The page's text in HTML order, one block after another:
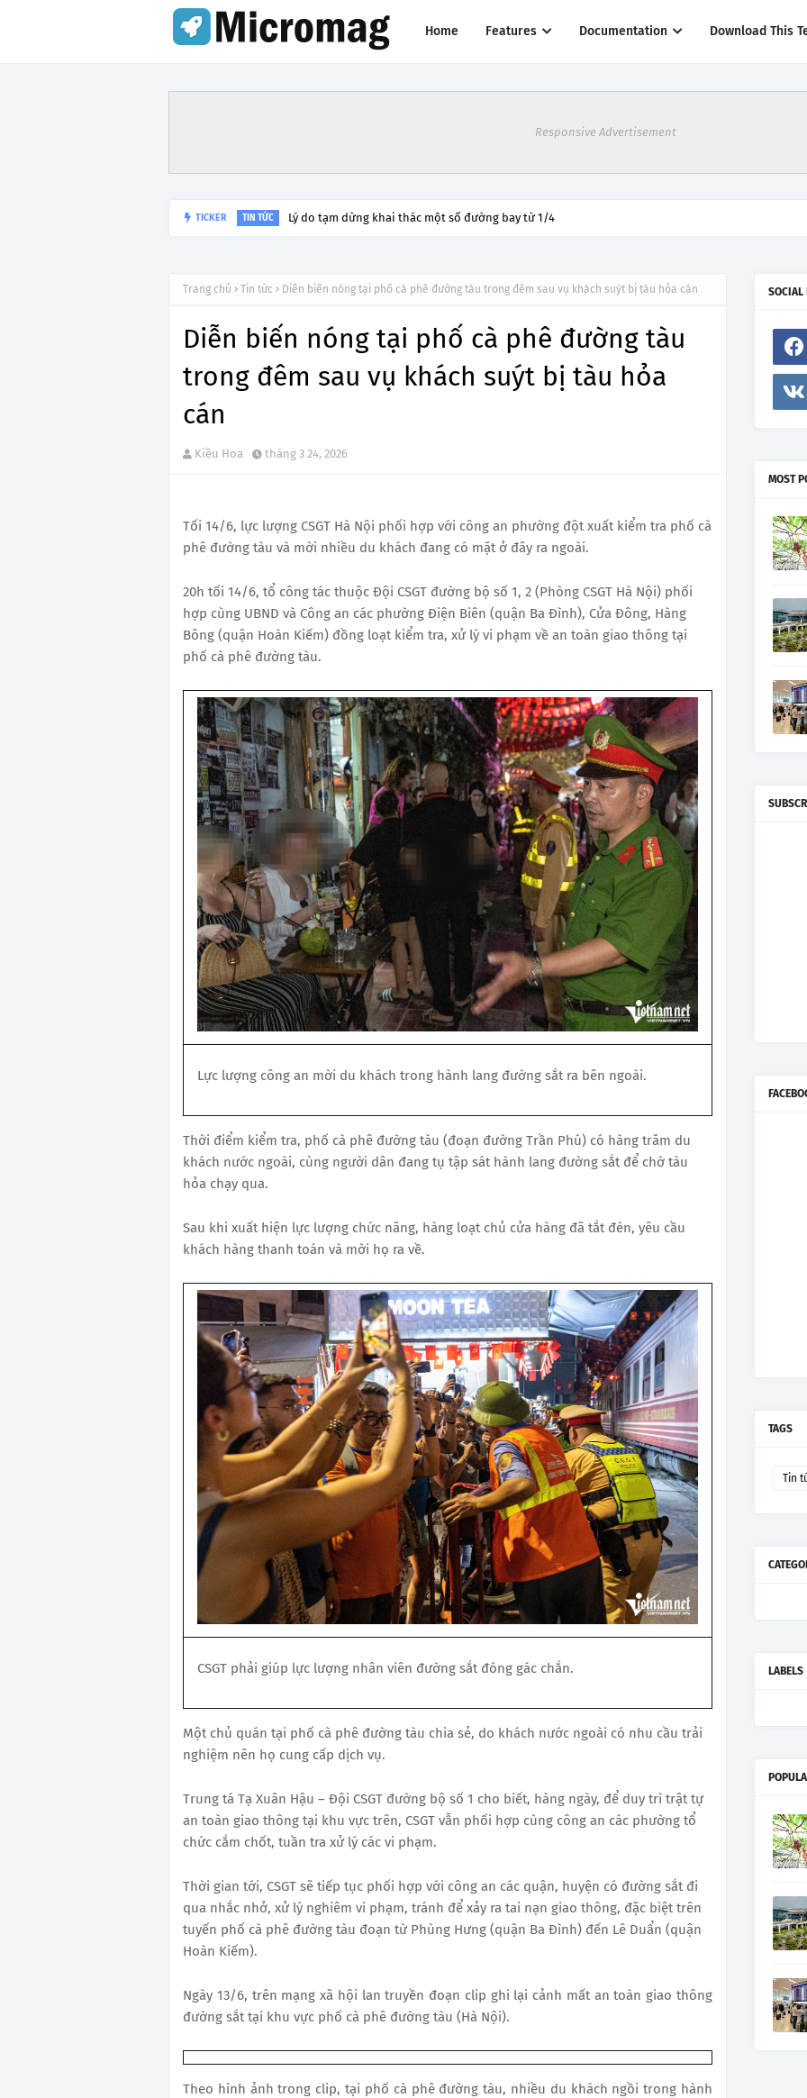
Home Features Documentation Download This
Responsive Advertisement
TICKER TIN TỨC Lý do tạm dừng khai thác một số đường bay từ 1/4
Trang chủ Tin tức Diễn biến nóng tại phố cà phê đường tàu trong đêm sau vụ khách suýt bị tàu hỏa cán
Diễn biến nóng tại phố cà phê đường tàu
trong đêm sau vụ khách suýt bị tàu hỏa
cán
Kiều Hoa tháng 3 24, 2026
Tối 14/6, lực lượng CSGT Hà Nội phối hợp với công an phường đột xuất kiểm tra phố cà
phê đường tàu và mời nhiều du khách đang có mặt ở đây ra ngoài.
20h tối 14/6, tổ công tác thuộc Đội CSGT đường bộ số 1, 2 (Phòng CSGT Hà Nội) phối
hợp cùng UBND và Công an các phường Điện Biên (quận Ba Đình), Cửa Đông, Hàng
Bông (quận Hoàn Kiếm) đồng loạt kiểm tra, xử lý vi phạm về an toàn giao thông tại
phố cà phê đường tàu.
Lực lượng công an mời du khách trong hành lang đường sắt ra bên ngoài.
Thời điểm kiểm tra, phố cà phê đường tàu (đoạn đường Trần Phú) có hàng trăm du
khách nước ngoài, cùng người dân đang tụ tập sát hành lang đường sắt để chờ tàu
hỏa chạy qua.
Sau khi xuất hiện lực lượng chức năng, hàng loạt chủ cửa hàng đã tắt đèn, yêu cầu
khách hàng thanh toán và mời họ ra về.
CSGT phải giúp lực lượng nhân viên đường sắt đóng gác chắn.
Một chủ quán tại phố cà phê đường tàu chia sẻ, do khách nước ngoài có nhu cầu trải
nghiệm nên họ cung cấp dịch vụ.
Trung tá Tạ Xuân Hậu – Đội CSGT đường bộ số 1 cho biết, hàng ngày, để duy trì trật tự
an toàn giao thông tại khu vực trên, CSGT vẫn phối hợp cùng công an các phường tổ
chức cắm chốt, tuần tra xử lý các vi phạm.
Thời gian tới, CSGT sẽ tiếp tục phối hợp với công an các quận, huyện có đường sắt đi
qua nhắc nhở, xử lý nghiêm vi phạm, tránh để xảy ra tai nạn giao thông, đặc biệt trên
tuyến phố cà phê đường tàu đoạn từ Phùng Hưng (quận Ba Đình) đến Lê Duẩn (quận
Hoàn Kiếm).
Ngày 13/6, trên mạng xã hội lan truyền đoạn clip ghi lại cảnh mất an toàn giao thông
đường sắt tại khu vực phố cà phê đường tàu (Hà Nội).
Theo hình ảnh trong clip, tại phố cà phê đường tàu, nhiều du khách ngồi trong hành
SOCIAL
MOST
TAGS
Tin
LABELS